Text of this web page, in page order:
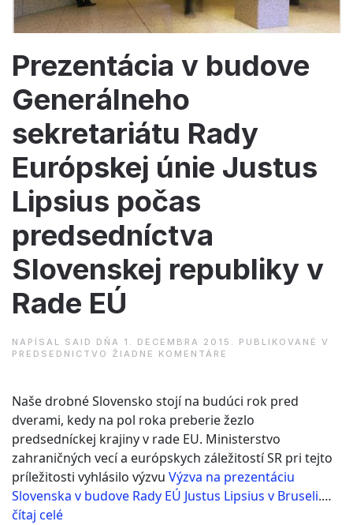
Prezentácia v budove
Generálneho
sekretariátu Rady
Európskej únie Justus
Lipsius počas
predsedníctva
Slovenskej republiky v
Rade EÚ
NAPÍSAL SAID DŇA 1. DECEMBRA 2015 . PUBLIKOVANÉ V
PREDSEDNICTVO
ŽIADNE KOMENTÁRE
GENERÁLNEHO
SEKRETARIÁTU
RADY
EURÓPSKEJ
JUSTUS
LIPSIUS
POČAS
PREDSEDNÍCTVA
SLOVENSKEJ
Naše drobné Slovensko stojí na budúci rok pred
dverami, kedy na pol roka preberie žezlo
predsedníckej krajiny v rade EU. Ministerstvo
zahraničných vecí a európskych záležitostí SR pri tejto
príležitosti vyhlásilo výzvu Výzva na prezentáciu
Slovenska v budove Rady EÚ Justus Lipsius v Bruseli.…
čítaj celé“Prezentácia